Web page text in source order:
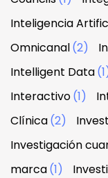
Inteligencia
Omnicanal(2)
Intelligent Data
Interactivo(1)
Clínica(2)
Investigación
marca(1)